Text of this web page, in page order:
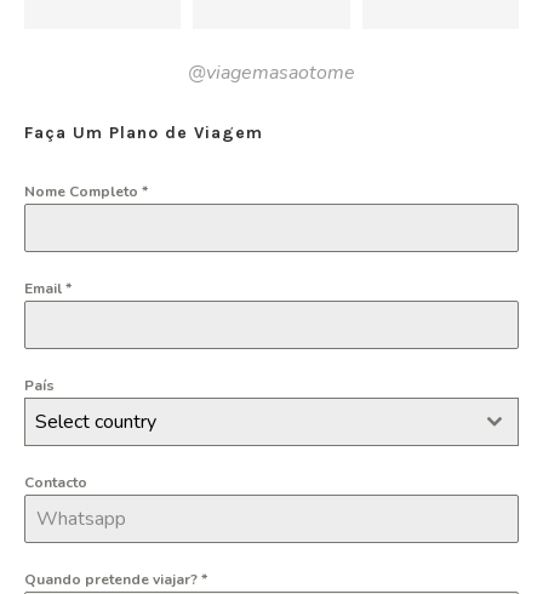
@viagemasaotome
Faça Um Plano de Viagem
Nome Completo *
Email*
País
Select country
Contacto
Quando pretende viajar?*